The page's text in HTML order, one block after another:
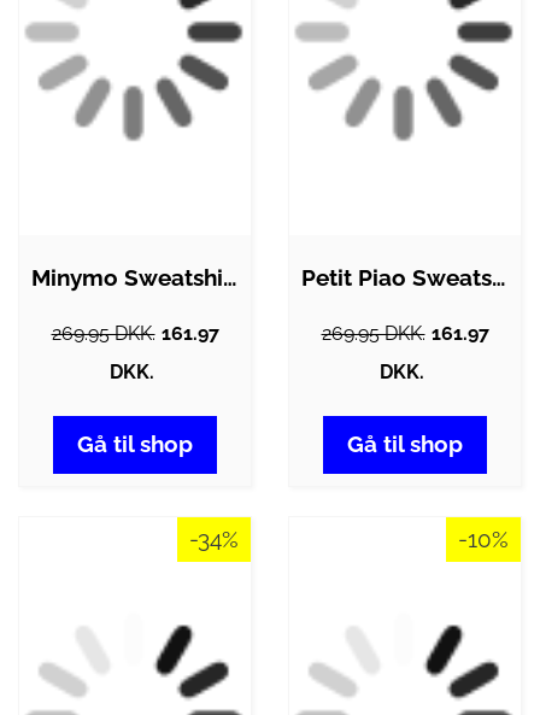
Minymo Sweatshirt - Rio Red
269.95 DKK. 161.97
DKK.
Gå til shop
Petit Piao Sweatshirt - Light Grey…
269.95 DKK. 161.97
DKK.
Gå til shop
-34% -10%